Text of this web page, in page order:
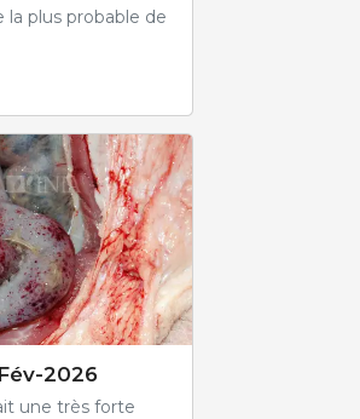
plus probable de
2026
une très forte